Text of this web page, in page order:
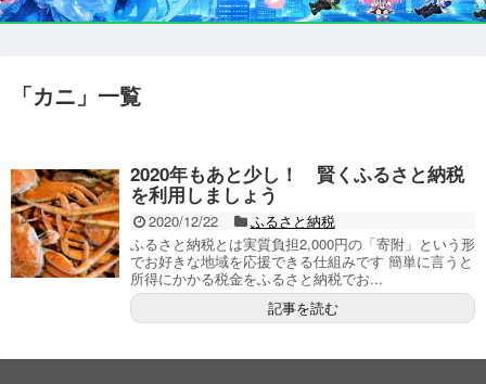
「カニ 」 一覧
2020年もあと少し！ 賢くふるさと納税
を利用しましょう
2020/12/22
ふるさと納税
ふるさと納税とは実質負担2,000円の「寄附」という形
でお好きな地域を応援できる仕組みです 簡単に言うと
所得にかかる税金をふるさと納税でお...
記事を読む